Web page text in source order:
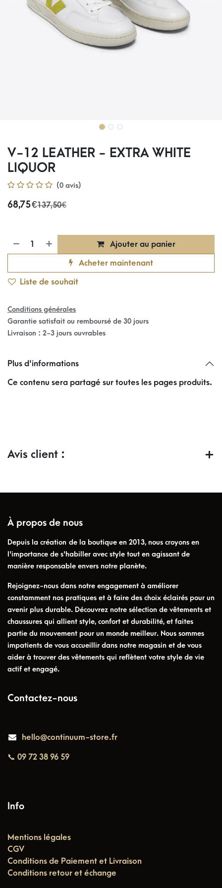
V-12 LEATHER - EXTRA WHITE
LIQUOR
(0 avis)
68,75€137,50€
Ajouter au panier
Acheter maintenant
Liste de souhait
Conditions générales
Garantie satisfait ou remboursé de 30 jours
Livraison : 2-3 jours ouvrables
Plus d'informations
Ce contenu sera partagé sur toutes les pages produits.
Avis client :
À propos de nous
Depuis la création de la boutique en 2013, nous croyons en
l'importance de s'habiller avec style tout en agissant de
manière responsable envers notre planète.
Rejoignez-nous dans notre engagement à améliorer
constamment nos pratiques et à faire des choix éclairés pour un
avenir plus durable. Découvrez notre sélection de vêtements et
chaussures qui allient style, confort et durabilité, et faites
partie du mouvement pour un monde meilleur. Nous sommes
impatients de vous accueillir dans notre magasin et de vous
aider à trouver des vêtements qui reflètent votre style de vie
actif et engagé.
Contactez-nous
hello@continuum-store.fr
📞 09 72 38 96 59
Info
Mentions légales
CGV
Conditions de Paiement et Livraison
Conditions retour et échange